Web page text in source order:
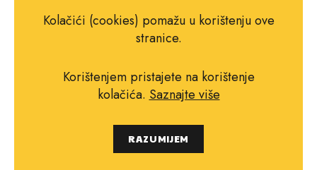
Uvjeti korištenja
Pravila o kolačićima
Impressum
Copyright © 2010.-2021. najboljeknjige.com.
Kolačići (cookies) pomažu u korištenju ove
stranice.
Korištenjem pristajete na korištenje
kolačića. Saznajte više
RAZUMIJEM